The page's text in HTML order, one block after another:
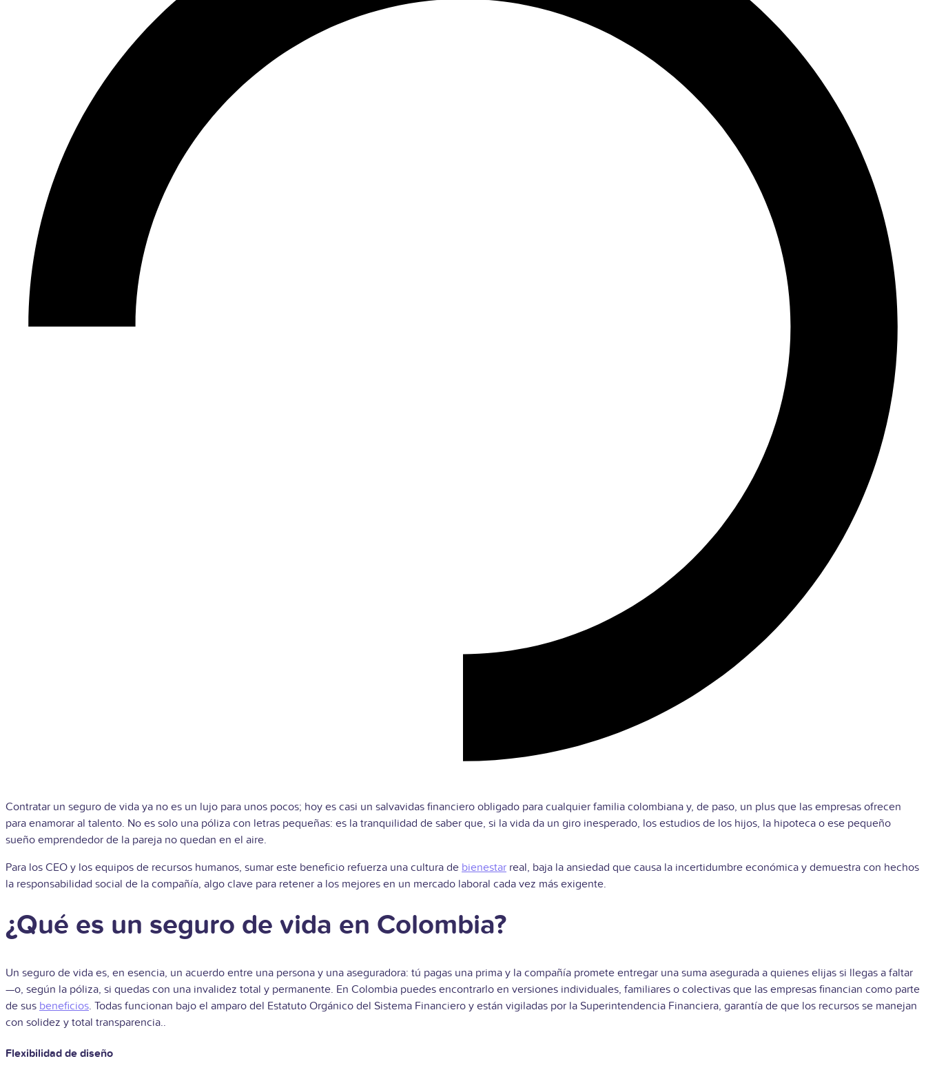
Contratar un seguro de vida ya no es un lujo para unos pocos; hoy es casi un salvavidas financiero obligado para cualquier familia colombiana y, de paso, un plus que las empresas ofrecen
para enamorar al talento. No es solo una póliza con letras pequeñas: es la tranquilidad de saber que, si la vida da un giro inesperado, los estudios de los hijos, la hipoteca o ese pequeño
sueño emprendedor de la pareja no quedan en el aire.
Para los CEO y los equipos de recursos humanos, sumar este beneficio refuerza una cultura de bienestar real, baja la ansiedad que causa la incertidumbre económica y demuestra con hechos
la responsabilidad social de la compañía, algo clave para retener a los mejores en un mercado laboral cada vez más exigente.
¿Qué es un seguro de vida en Colombia?
Un seguro de vida es, en esencia, un acuerdo entre una persona y una aseguradora: tú pagas una prima y la compañía promete entregar una suma asegurada a quienes elijas si llegas a faltar
—o, según la póliza, si quedas con una invalidez total y permanente. En Colombia puedes encontrarlo en versiones individuales, familiares o colectivas que las empresas financian como parte
de sus beneficios. Todas funcionan bajo el amparo del Estatuto Orgánico del Sistema Financiero y están vigiladas por la Superintendencia Financiera, garantía de que los recursos se manejan
con solidez y total transparencia..
Flexibilidad de diseño